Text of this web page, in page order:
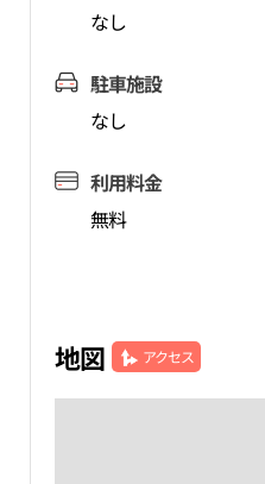
なし
駐車施設
なし
利用料金
無料
地図 アクセス